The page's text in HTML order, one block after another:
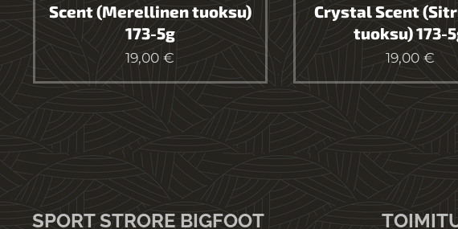
Scent (Merellinen tuoksu)
173-5g
19,00 €
Crystal Scent
tuoksu) 173-
19,00€
SPORT STRORE BIGFOOT